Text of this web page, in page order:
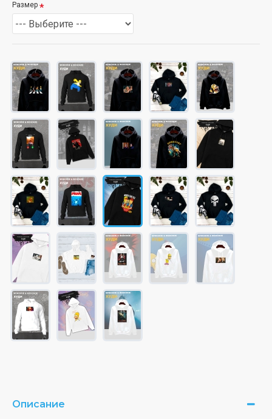
Размер
Описание